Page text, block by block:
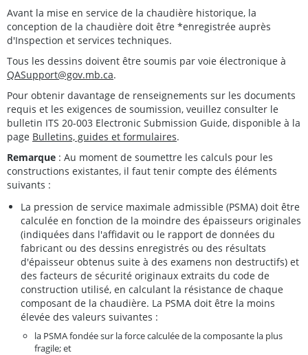
Avant la mise en service de la chaudière historique, la
conception de la chaudière doit être *enregistrée auprès
d'Inspection et services techniques.
Tous les dessins doivent être soumis par voie électronique à
QASupport@gov.mb.ca.
Pour obtenir davantage de renseignements sur les documents
requis et les exigences de soumission, veuillez consulter le
bulletin ITS 20-003 Electronic Submission Guide, disponible à la
page Bulletins, guides et formulaires.
Remarque : Au moment de soumettre les calculs pour les
constructions existantes, il faut tenir compte des éléments
suivants :
La pression de service maximale admissible (PSMA) doit être
calculée en fonction de la moindre des épaisseurs originales
(indiquées dans l'affidavit ou le rapport de données du
fabricant ou des dessins enregistrés ou des résultats
d'épaisseur obtenus suite à des examens non destructifs) et
des facteurs de sécurité originaux extraits du code de
construction utilisé, en calculant la résistance de chaque
composant de la chaudière. La PSMA doit être la moins
élevée des valeurs suivantes :
la PSMA fondée sur la force calculée de la composante la plus
fragile; et